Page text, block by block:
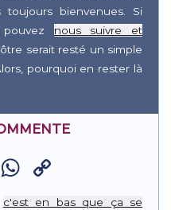
toujours bienvenues. Si
nous suivre et
serait resté un simple
pourquoi en rester là
Messenger
WhatsApp
Link
c'est en bas que ça se